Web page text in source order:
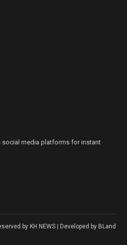
media platforms for instant
by KH NEWS | Developed by BLand